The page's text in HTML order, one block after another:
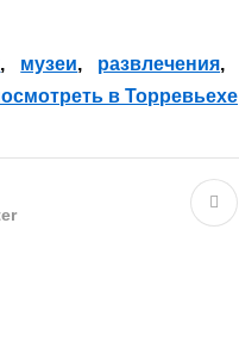
, музеи, развлечения,
в Торревьехе